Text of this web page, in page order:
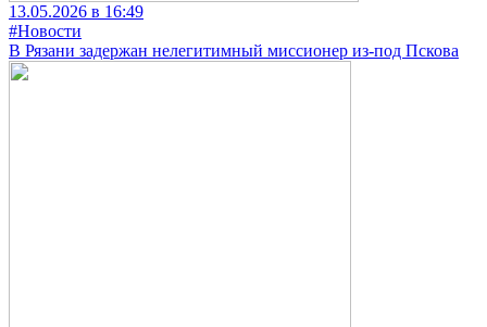
13.05.2026 в 16:49
#Новости
В Рязани задержан нелегитимный миссионер из-под Пскова